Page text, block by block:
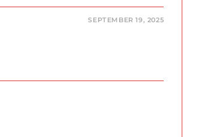
SEPTEMBER 19, 2025